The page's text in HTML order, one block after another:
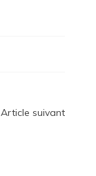
Article suivant